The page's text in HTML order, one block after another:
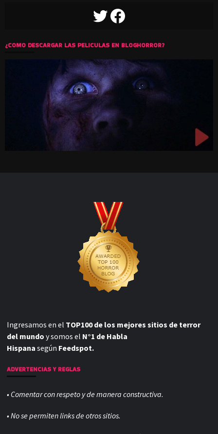
TWITTERFACEBOOK
¿COMO DESCARGAR LAS PELICULAS EN BLOGHORROR?
Ingresamos en el TOP100 de los mejores sitios de terror
del mundo y somos el N°1 de Habla
Hispana según Feedspot.
ADVERTENCIAS Y REGLAS
• Comentar con respeto y de manera constructiva.
• No se permiten links de otros sitios.